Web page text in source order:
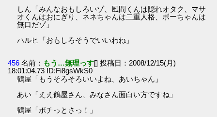
しん「みんなおもしろいゾ、風間くんは隠れオタク、マサ
オくんはおにぎり、ネネちゃんは二重人格、ボーちゃんは
無口だゾ」
ハルヒ「おもしろそうでいいわね」
456 名前： もう…無理っす[] 投稿日：2008/12/15(月)
18:01:04.73 ID:Fi8gsWkS0
鶴屋「もうそろそろいいよね、あいちゃん」
あい「ええ鶴屋さん、みなさん面白い方ですね」
鶴屋「ポチっとさっ！」